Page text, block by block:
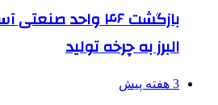
بازگشت ۴۶ واحد
البرز به چرخه تولید
3 هفته پیش